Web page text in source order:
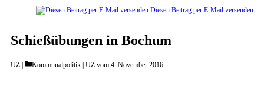
Diesen Beitrag per E-Mail versenden
Schießübungen in Bochum
UZ Categories
Kommunalpolitik UZ vom 4. November 2016